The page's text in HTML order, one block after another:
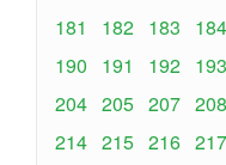
181
182 183 184
190
191 192 193
204 205 207 208
214 215 216 217